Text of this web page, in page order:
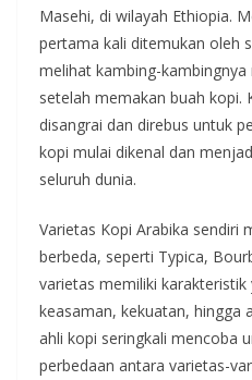
Masehi, di wilayah Ethiopia.
pertama kali ditemukan oleh
melihat kambing-
setelah memakan buah kopi.
disangrai dan direbus untuk
kopi mulai dikenal dan
seluruh dunia.
Varietas Kopi Arabika sendiri
berbeda, seperti Typica,
varietas memiliki
keasaman, kekuatan, hingga
ahli kopi seringkali mencoba
perbedaan antara varietas-